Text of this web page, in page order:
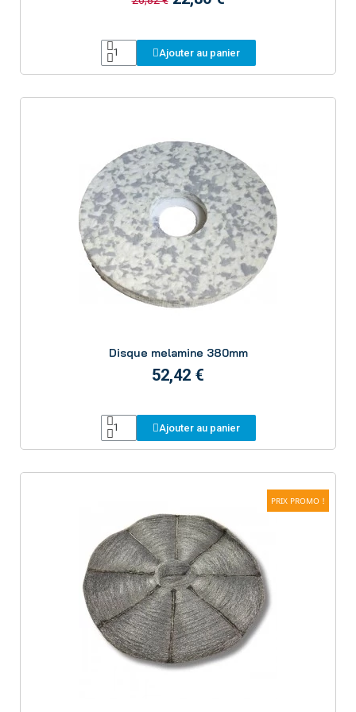
Ajouter au panier
Disque melamine 380mm
52,42 €
Ajouter au panier
PRIX PROMO !